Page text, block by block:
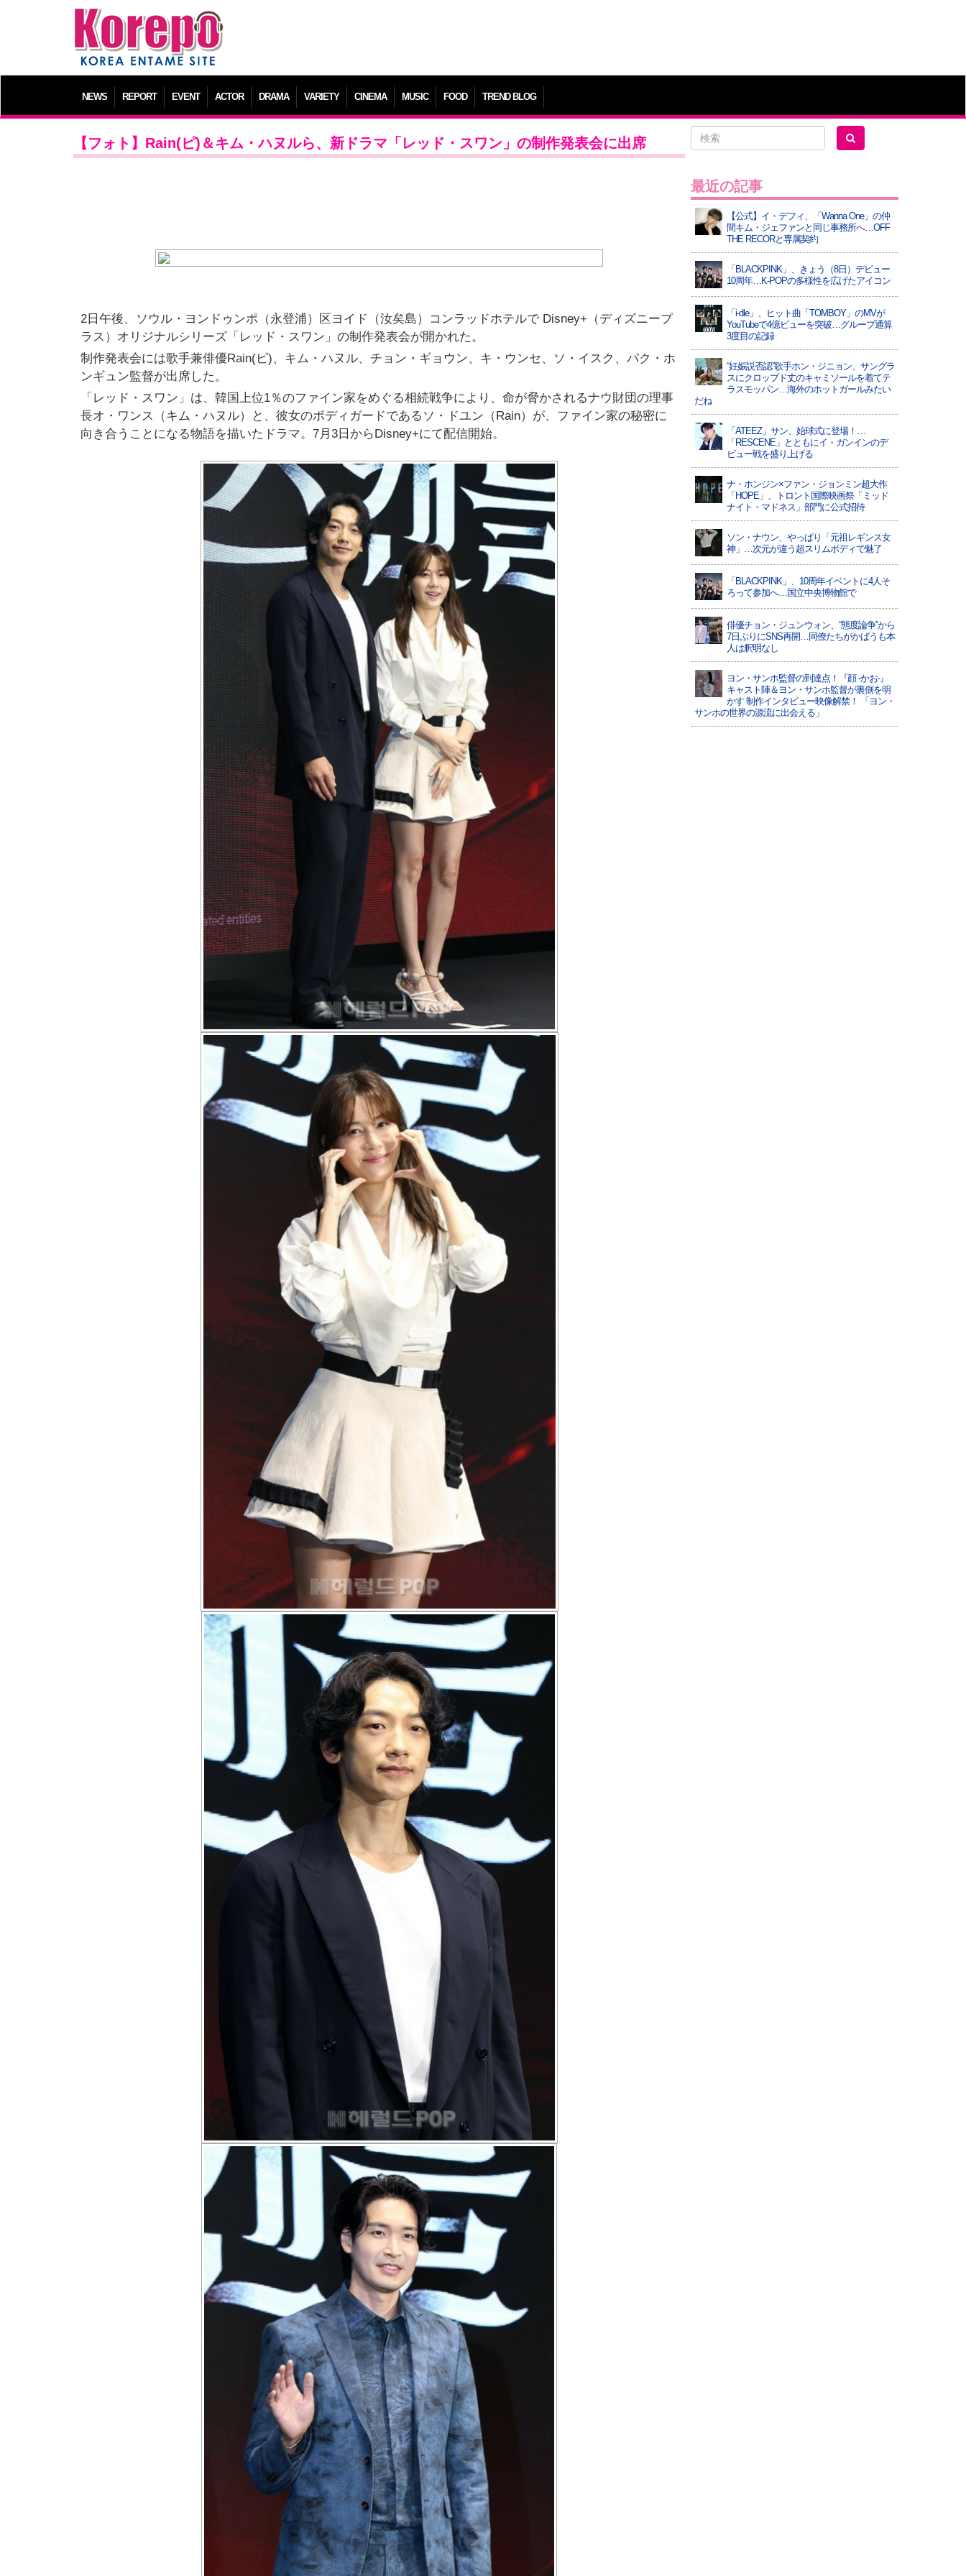
NEWS REPORT EVENT ACTOR DRAMA VARIETY CINEMA MUSIC FOOD TREND BLOG
【フォト】Rain(ピ)＆キム・ハヌルら、新ドラマ「レッド・スワン」の制作発表会に出席
2日午後、ソウル・ヨンドゥンポ（永登浦）区ヨイド（汝矣島）コンラッドホテルで Disney+（ディズニープ
ラス）オリジナルシリーズ「レッド・スワン」の制作発表会が開かれた。
制作発表会には歌手兼俳優Rain(ピ)、キム・ハヌル、チョン・ギョウン、キ・ウンセ、ソ・イスク、パク・ホ
ンギュン監督が出席した。
「レッド・スワン」は、韓国上位1％のファイン家をめぐる相続戦争により、命が脅かされるナウ財団の理事
長オ・ワンス（キム・ハヌル）と、彼女のボディガードであるソ・ドユン（Rain）が、ファイン家の秘密に
向き合うことになる物語を描いたドラマ。7月3日からDisney+にて配信開始。
最近の記事
【公式】イ・デフィ、「Wanna One」の仲
間キム・ジェファンと同じ事務所へ…OFF
THE RECORと専属契約
「BLACKPINK」、きょう（8日）デビュー
10周年…K-POPの多様性を広げたアイコン
「i-dle」、ヒット曲「TOMBOY」のMVが
YouTubeで4億ビューを突破…グループ通算
3度目の記録
“妊娠説否認”歌手ホン・ジニョン、サングラ
スにクロップド丈のキャミソールを着てテ
ラスモッパン…海外のホットガールみたい
だね
「ATEEZ」サン、始球式に登場！…
「RESCENE」とともにイ・ガンインのデ
ビュー戦を盛り上げる
ナ・ホンジン×ファン・ジョンミン超大作
「HOPE」、トロント国際映画祭「ミッド
ナイト・マドネス」部門に公式招待
ソン・ナウン、やっぱり「元祖レギンス女
神」…次元が違う超スリムボディで魅了
「BLACKPINK」、10周年イベントに4人そ
ろって参加へ…国立中央博物館で
俳優チョン・ジュンウォン、“態度論争”から
7日ぶりにSNS再開…同僚たちがかばうも本
人は釈明なし
ヨン・サンホ監督の到達点！『顔 -かお-』
キャスト陣＆ヨン・サンホ監督が裏側を明
かす 制作インタビュー映像解禁！ 「ヨン・
サンホの世界の源流に出会える」